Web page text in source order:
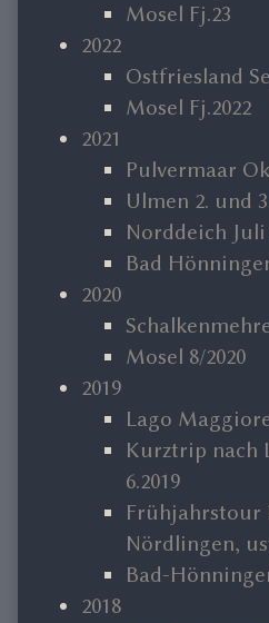
Mosel Fj.23
2022
Ostfriesland
Mosel Fj.2022
2021
Pulvermaar
Ulmen 2. und
Norddeich Juli
Bad
2020
Mosel 8/2020
2019
Lago
Kurztrip nach
6.2019
Frühjahrstour
Nördlingen,
Bad-
2018